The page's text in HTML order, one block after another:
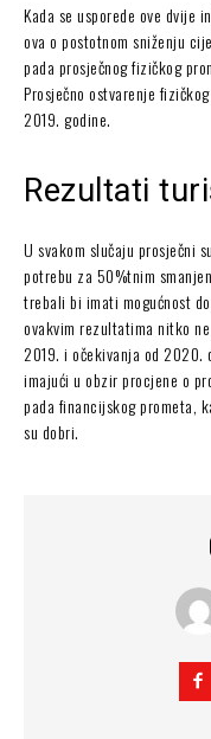
Kada se usporede ove dvije
ova o postotnom sniženju
pada prosječnog fizičkog
Prosječno ostvarenje
2019. godine.
Rezultati
U svakom slučaju prosječni
potrebu za 50%tnim
trebali bi imati mogućnost
ovakvim rezultatima nitko
2019. i očekivanja od 2020.
imajući u obzir procjene o
pada financijskog prometa,
su dobri.